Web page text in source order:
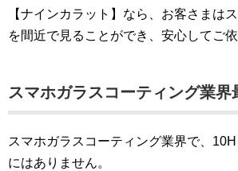
【ナインカラット】なら、お客さまは
を間近で見ることができ、安心してご
スマホガラスコーティング業界
スマホガラスコーティング業界で、
にはありません。